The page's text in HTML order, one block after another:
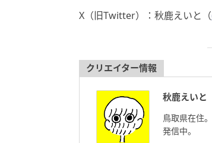
X（旧Twitter）：秋鹿えいと（
クリエイター情報
秋鹿えいと
鳥取県在住
発信中。